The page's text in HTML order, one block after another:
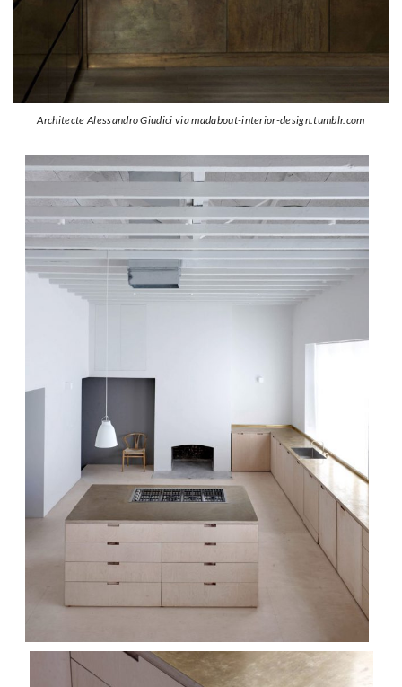
Architecte Alessandro Giudici via madabout-interior-design.tumblr.com